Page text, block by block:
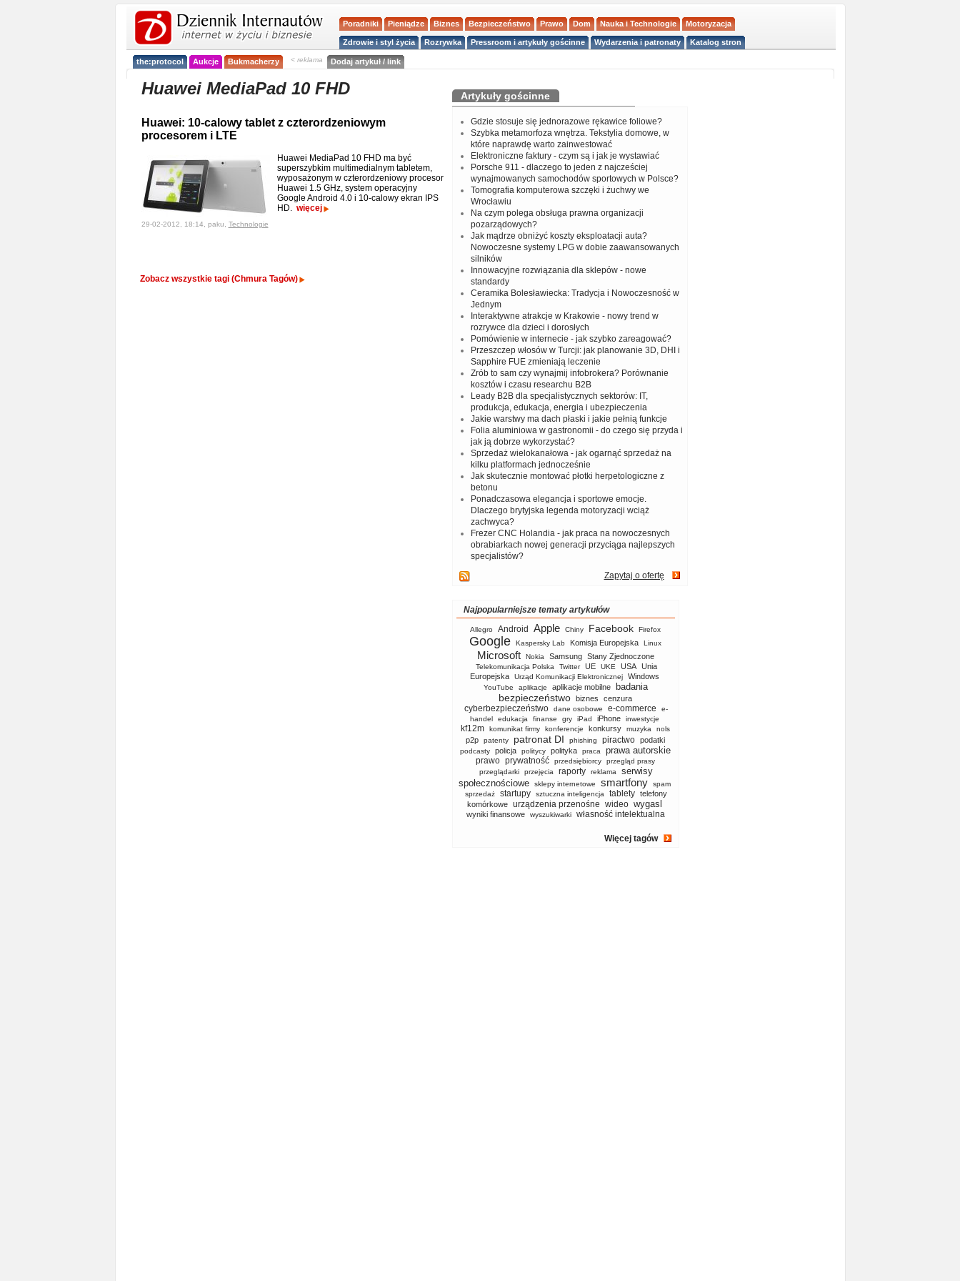
Poradniki Pieniądze Biznes Bezpieczeństwo Prawo Dom Nauka i Technologie Motoryzacja
Zdrowie i styl życia Rozrywka Pressroom i artykuły gościnne Wydarzenia i patronaty Katalog stron
the:protocol Aukcje Bukmacherzy < reklama Dodaj artykuł / link
Huawei MediaPad 10 FHD
Huawei: 10-calowy tablet z czterordzeniowym
procesorem i LTE
Huawei MediaPad 10 FHD ma być
superszybkim multimedialnym tabletem,
wyposażonym w czterordzeniowy procesor
Huawei 1.5 GHz, system operacyjny
Google Android 4.0 i 10-calowy ekran IPS
HD. więcej
29-02-2012, 18:14, paku, Technologie
Zobacz wszystkie tagi (Chmura Tagów)
Artykuły gościnne
Gdzie stosuje się jednorazowe rękawice foliowe?
Szybka metamorfoza wnętrza. Tekstylia domowe, w
które naprawdę warto zainwestować
Elektroniczne faktury - czym są i jak je wystawiać
Porsche 911 - dlaczego to jeden z najcześciej
wynajmowanych samochodów sportowych w Polsce?
Tomografia komputerowa szczęki i żuchwy we
Wrocławiu
Na czym polega obsługa prawna organizacji
pozarządowych?
Jak mądrze obniżyć koszty eksploatacji auta?
Nowoczesne systemy LPG w dobie zaawansowanych
silników
Innowacyjne rozwiązania dla sklepów - nowe
standardy
Ceramika Bolesławiecka: Tradycja i Nowoczesność w
Jednym
Interaktywne atrakcje w Krakowie - nowy trend w
rozrywce dla dzieci i dorosłych
Pomówienie w internecie - jak szybko zareagować?
Przeszczep włosów w Turcji: jak planowanie 3D, DHI i
Sapphire FUE zmieniają leczenie
Zrób to sam czy wynajmij infobrokera? Porównanie
kosztów i czasu researchu B2B
Leady B2B dla specjalistycznych sektorów: IT,
produkcja, edukacja, energia i ubezpieczenia
Jakie warstwy ma dach płaski i jakie pełnią funkcje
Folia aluminiowa w gastronomii - do czego się przyda i
jak ją dobrze wykorzystać?
Sprzedaż wielokanałowa - jak ogarnąć sprzedaż na
kilku platformach jednocześnie
Jak skutecznie montować płotki herpetologiczne z
betonu
Ponadczasowa elegancja i sportowe emocje.
Dlaczego brytyjska legenda motoryzacji wciąż
zachwyca?
Frezer CNC Holandia - jak praca na nowoczesnych
obrabiarkach nowej generacji przyciąga najlepszych
specjalistów?
Zapytaj o ofertę
Najpopularniejsze tematy artykułów
Allegro Android Apple Chiny Facebook Firefox
Google Kaspersky Lab Komisja Europejska Linux
Microsoft Nokia Samsung Stany Zjednoczone
Telekomunikacja Polska Twitter UE UKE USA
Unia
Europejska
Urząd Komunikacji Elektronicznej Windows
YouTube aplikacje aplikacje mobilne badania
bezpieczeństwo biznes cenzura
cyberbezpieczeństwo dane osobowe e-commerce
e-
handel
edukacja finanse gry iPad iPhone inwestycje
kf12m komunikat firmy konferencje konkursy muzyka nols
p2p patenty patronat DI phishing piractwo podatki
podcasty policja politycy polityka praca prawa autorskie
prawo prywatność przedsiębiorcy
przegląd prasy
przeglądarki
przejęcia raporty reklama
serwisy
społecznościowe
sklepy internetowe smartfony
spam
sprzedaż
startupy sztuczna inteligencja tablety telefony
komórkowe urządzenia przenośne wideo wygasl
wyniki finansowe wyszukiwarki własność intelektualna
Więcej tagów